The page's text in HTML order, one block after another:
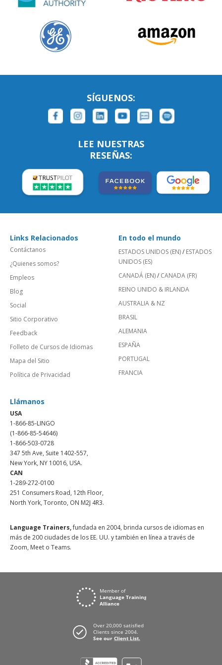
SÍGUENOS:
LEE NUESTRAS
RESEÑAS:
Links Relacionados
Contáctanos
¿Quienes somos?
Empleos
Blog
Social
Sitio Corporativo
Feedback
Folleto de Cursos de Idiomas
Mapa del Sitio
Política de Privacidad
En todo el mundo
ESTADOS UNIDOS (EN)/ ESTADOS
UNIDOS (ES)
CANADÁ (EN)/ CANADA (FR)
REINO UNIDO & IRLANDA
AUSTRALIA & NZ
BRASIL
ALEMANIA
ESPAÑA
PORTUGAL
FRANCIA
Llámanos
USA
1-866-85-LINGO
(1-866-85-54646)
1-866-503-0728
347 5th Ave, Suite 1402-557,
New York, NY 10016, USA.
CAN
1-289-272-0100
251 Consumers Road, 12th Floor,
North York, Toronto, ON M2J 4R3.
Language Trainers,fundada en 2004, brinda cursos de idiomas en
más de 200 ciudades de los EE. UU. y también en línea a través de
Zoom, Meet o Teams.